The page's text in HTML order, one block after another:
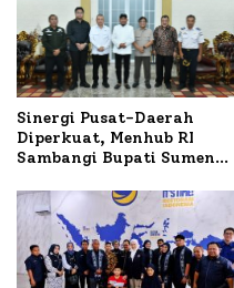
Sinergi Pusat-Daerah
Diperkuat, Menhub RI
Sambangi Bupati Sumenep
Mutiara Sentosa II